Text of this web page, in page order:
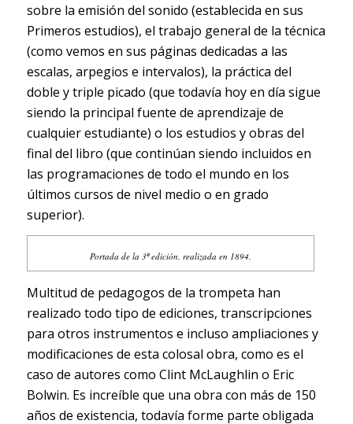
sobre la emisión del sonido (establecida en sus
Primeros estudios), el trabajo general de la técnica
(como vemos en sus páginas dedicadas a las
escalas, arpegios e intervalos), la práctica del
doble y triple picado (que todavía hoy en día sigue
siendo la principal fuente de aprendizaje de
cualquier estudiante) o los estudios y obras del
final del libro (que continúan siendo incluidos en
las programaciones de todo el mundo en los
últimos cursos de nivel medio o en grado
superior).
Portada de la 3ª edición, realizada en 1894.
Multitud de pedagogos de la trompeta han
realizado todo tipo de ediciones, transcripciones
para otros instrumentos e incluso ampliaciones y
modificaciones de esta colosal obra, como es el
caso de autores como Clint McLaughlin o Eric
Bolwin. Es increíble que una obra con más de 150
años de existencia, todavía forme parte obligada